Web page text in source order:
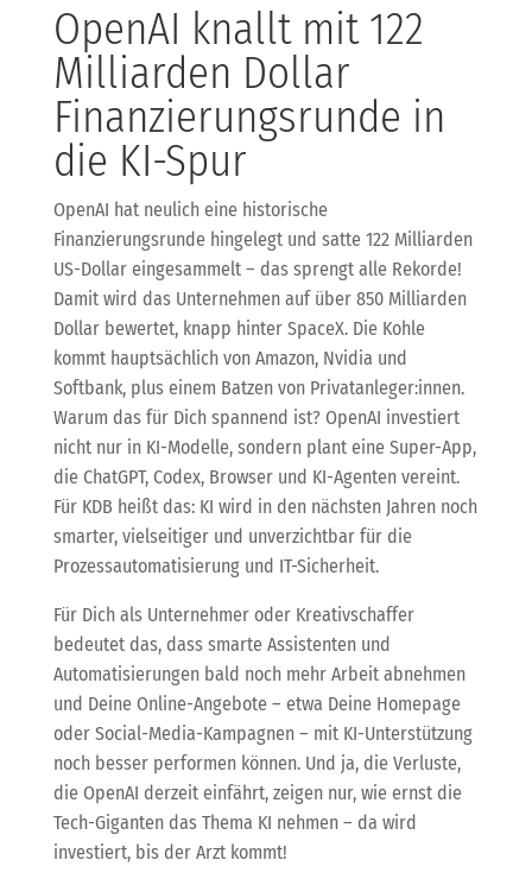
OpenAI knallt mit 122
Milliarden Dollar
Finanzierungsrunde in
die KI-Spur
OpenAI hat neulich eine historische
Finanzierungsrunde hingelegt und satte 122 Milliarden
US-Dollar eingesammelt – das sprengt alle Rekorde!
Damit wird das Unternehmen auf über 850 Milliarden
Dollar bewertet, knapp hinter SpaceX. Die Kohle
kommt hauptsächlich von Amazon, Nvidia und
Softbank, plus einem Batzen von Privatanleger:innen.
Warum das für Dich spannend ist? OpenAI investiert
nicht nur in KI-Modelle, sondern plant eine Super-App,
die ChatGPT, Codex, Browser und KI-Agenten vereint.
Für KDB heißt das: KI wird in den nächsten Jahren noch
smarter, vielseitiger und unverzichtbar für die
Prozessautomatisierung und IT-Sicherheit.
Für Dich als Unternehmer oder Kreativschaffer
bedeutet das, dass smarte Assistenten und
Automatisierungen bald noch mehr Arbeit abnehmen
und Deine Online-Angebote – etwa Deine Homepage
oder Social-Media-Kampagnen – mit KI-Unterstützung
noch besser performen können. Und ja, die Verluste,
die OpenAI derzeit einfährt, zeigen nur, wie ernst die
Tech-Giganten das Thema KI nehmen – da wird
investiert, bis der Arzt kommt!